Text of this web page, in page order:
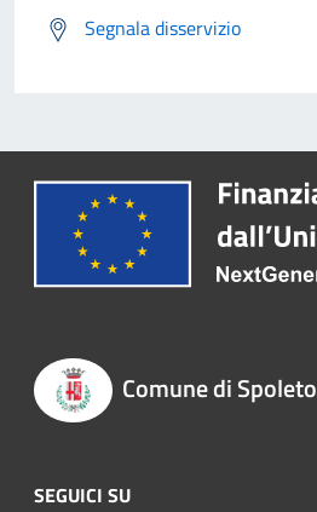
Segnala disservizio
Comune di Spoleto
SEGUICI SU